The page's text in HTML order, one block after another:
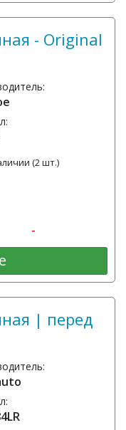
- Original
(2 шт.)
-
| перед